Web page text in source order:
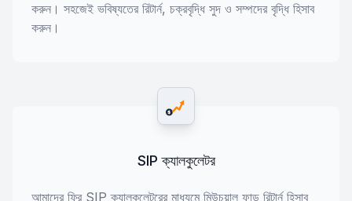
করুন। সহজেই ভবিষ্যতের রিটার্ন, চক্রবৃদ্ধি সুদ ও সম্পদের বৃদ্ধি হিসাব
করুন।
$
SIP ক্যালকুলেটর
আমাদের ফ্রি SIP ক্যালকুলেটরের মাধ্যমে মিউচুয়াল ফান্ড রিটার্ন হিসাব